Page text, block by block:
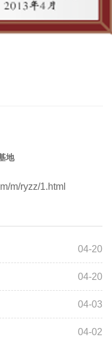
地
m/ryzz/1.html
04-20
04-20
04-03
04-02